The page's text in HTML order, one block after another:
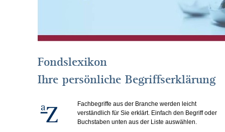
Fondslexikon
Ihre persönliche Begriffserklärung
Fachbegriffe aus der Branche werden leicht
verständlich für Sie erklärt. Einfach den Begriff oder
Buchstaben unten aus der Liste auswählen.